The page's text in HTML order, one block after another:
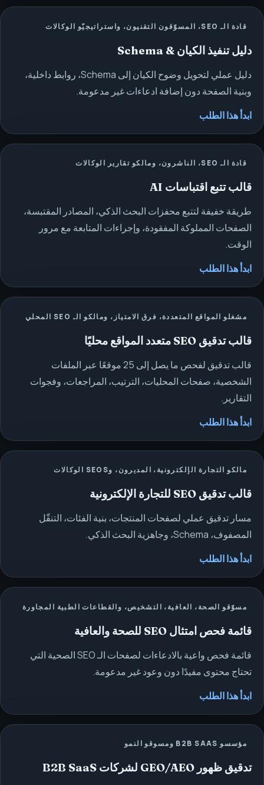
قادة الـ SEO، المسوّقون التقنيون، واستراتيجيّو الوكالات
دليل تنفيذ الكيان & Schema
دليل عملي لتحويل وضوح الكيان إلى Schema، روابط داخلية،
وبنية الصفحة دون إضافة ادعاءات غير مدعومة.
ابدأ هذا الطلب
قادة الـ SEO، الناشرون، ومالكو تقارير الوكالات
قالب تتبع اقتباسات AI
طريقة خفيفة لتتبع محفزات البحث الذكي، المصادر المقتبسة،
الصفحات المملوكة المفقودة، وإجراءات المتابعة مع مرور
الوقت.
ابدأ هذا الطلب
مشغلو المواقع المتعددة، فرق الامتياز، ومالكو الـ SEO المحلي
قالب تدقيق SEO متعدد المواقع محليًا
قالب تدقيق لفحص ما يصل إلى 25 موقعًا عبر الملفات
الشخصية، صفحات المحليات، الترتيب، المراجعات، وفجوات
التقارير.
ابدأ هذا الطلب
مالكو التجارة الإلكترونية، المديرون، وSEOS الوكالات
قالب تدقيق SEO للتجارة الإلكترونية
مسار تدقيق عملي لصفحات المنتجات، بنية الفئات، التنقّل
المصفوف، Schema، وجاهزية البحث الذكي.
ابدأ هذا الطلب
مسوّقو الصحة، العافية، التشخيص، والقطاعات الطبية المجاورة
قائمة فحص امتثال SEO للصحة والعافية
قائمة فحص واعية بالادعاءات لصفحات الـ SEO الصحية التي
تحتاج محتوى مفيدًا دون وعود غير مدعومة.
ابدأ هذا الطلب
مؤسسو B2B SAAS ومسوقو النمو
تدقيق ظهور GEO/AEO لشركات B2B SaaS